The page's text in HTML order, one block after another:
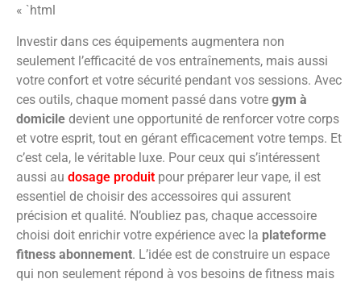
« `html
Investir dans ces équipements augmentera non
seulement l’efficacité de vos entraînements, mais aussi
votre confort et votre sécurité pendant vos sessions. Avec
ces outils, chaque moment passé dans votre gym à
domicile devient une opportunité de renforcer votre corps
et votre esprit, tout en gérant efficacement votre temps. Et
c’est cela, le véritable luxe. Pour ceux qui s’intéressent
aussi au dosage produit pour préparer leur vape, il est
essentiel de choisir des accessoires qui assurent
précision et qualité. N’oubliez pas, chaque accessoire
choisi doit enrichir votre expérience avec la plateforme
fitness abonnement. L’idée est de construire un espace
qui non seulement répond à vos besoins de fitness mais